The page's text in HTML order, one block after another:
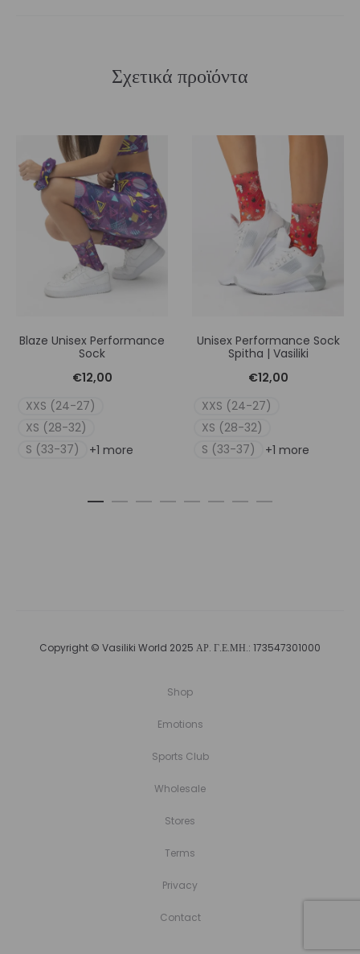
Σχετικά προϊόντα
Blaze Unisex Performance
Sock
€12,00
XXS (24-27)
XS (28-32)
S (33-37)
+1 more
Unisex Performance Sock
Spitha | Vasiliki
€12,00
XXS (24-27)
XS (28-32)
S (33-37)
+1 more
Copyright © Vasiliki World 2025 ΑΡ. Γ.Ε.ΜΗ.: 173547301000
Shop
Emotions
Sports Club
Wholesale
Stores
Terms
Privacy
Contact